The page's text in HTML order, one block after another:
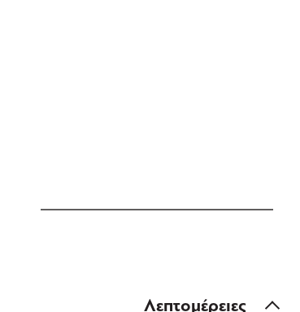
Λεπτομέρειες